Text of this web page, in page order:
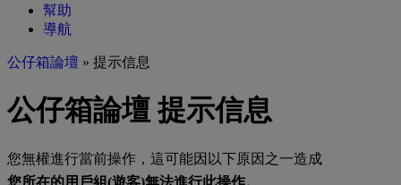
幫助
導航
公仔箱論壇 » 提示信息
公仔箱論壇 提示信息
您無權進行當前操作，這可能因以下原因之一造成
您所在的用戶組(遊客)無法進行此操作。